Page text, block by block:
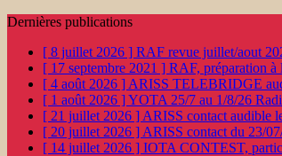
Dernières publications
[ 8 juillet 2026 ] RAF revue juillet/aout
[ 17 septembre 2021 ] RAF, préparation à
[ 4 août 2026 ] ARISS TELEBRIDGE
[ 1 août 2026 ]YOTA 25/7 au 1/8/26
[ 21 juillet 2026 ] ARISS contact audible
[ 20 juillet 2026 ] ARISS contact du 23/
[ 14 juillet 2026 ] IOTA CONTEST,